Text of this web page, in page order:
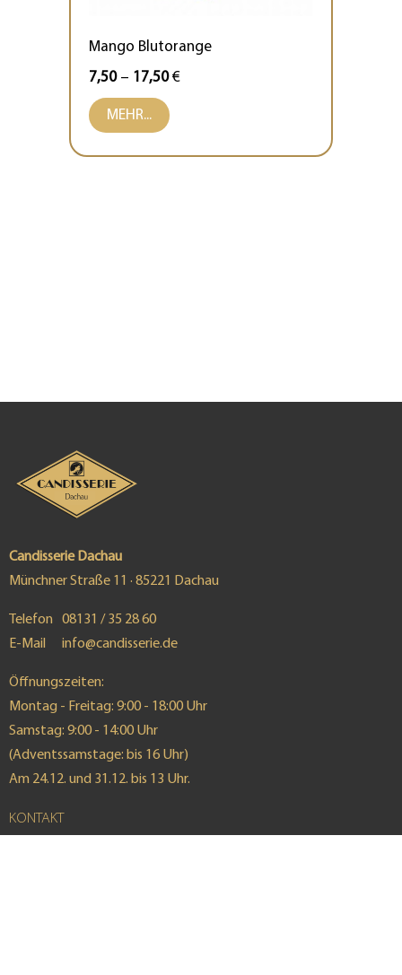
Mango Blutorange
7,50– 17,50€
MEHR...
Candisserie Dachau
Münchner Straße 11 · 85221 Dachau
Telefon
08131 / 35 28 60
E-Mail
info@candisserie.de
Öffnungszeiten:
Montag - Freitag: 9:00 - 18:00 Uhr
Samstag: 9:00 - 14:00 Uhr
(Adventssamstage: bis 16 Uhr)
Am 24.12. und 31.12. bis 13 Uhr.
KONTAKT